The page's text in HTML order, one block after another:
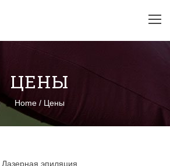
ЦЕНЫ
Home / Цены
Лазерная эпиляция